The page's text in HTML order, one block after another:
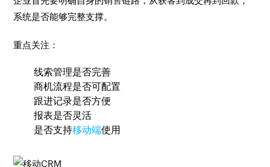
系统是否能够完整支撑。
重点关注：
线索管理是否完善
商机流程是否可配置
跟进记录是否方便
报表是否灵活
是否支持移动端使用